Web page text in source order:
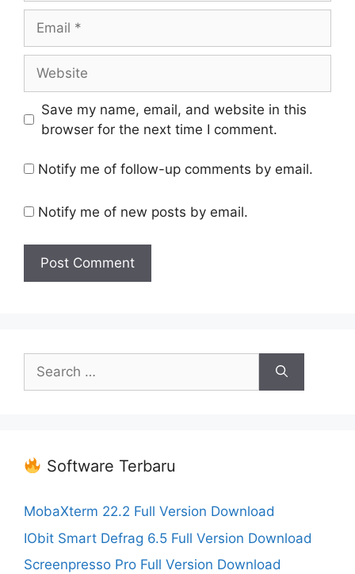
Save my name, email, and website in this
browser for the next time I comment.
Notify me of follow-up comments by email.
Notify me of new posts by email.
Search
for:
Software Terbaru
MobaXterm 22.2 Full Version Download
IObit Smart Defrag 6.5 Full Version Download
Screenpresso Pro Full Version Download